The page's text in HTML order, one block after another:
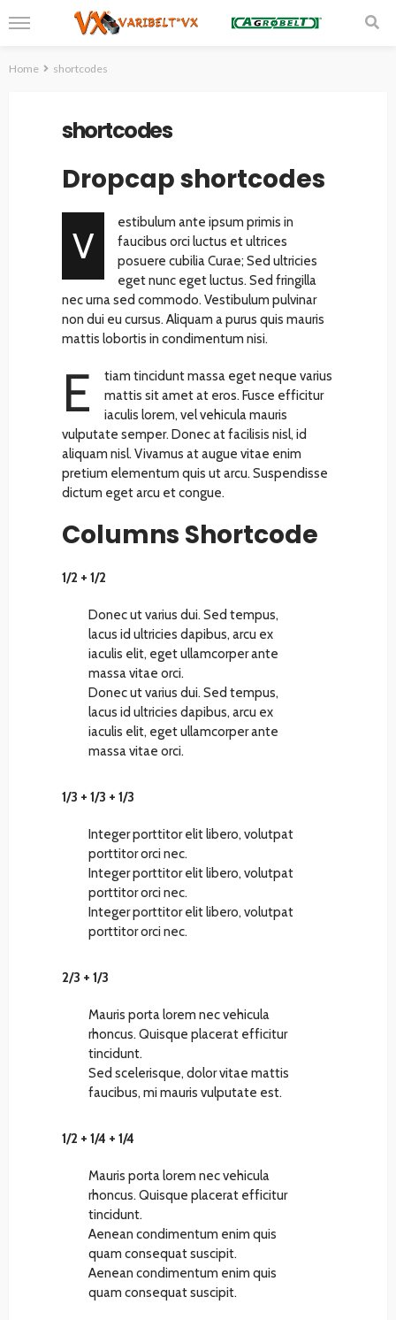
Home shortcodes
shortcodes
Dropcap shortcodes
V
estibulum ante ipsum primis in
faucibus orci luctus et ultrices
posuere cubilia Curae; Sed ultricies
eget nunc eget luctus. Sed fringilla
nec urna sed commodo. Vestibulum pulvinar
non dui eu cursus. Aliquam a purus quis mauris
mattis lobortis in condimentum nisi.
E
tiam tincidunt massa eget neque varius
mattis sit amet at eros. Fusce efficitur
iaculis lorem, vel vehicula mauris
vulputate semper. Donec at facilisis nisl, id
aliquam nisl. Vivamus at augue vitae enim
pretium elementum quis ut arcu. Suspendisse
dictum eget arcu et congue.
Columns Shortcode
1/2 + 1/2
Donec ut varius dui. Sed tempus,
lacus id ultricies dapibus, arcu ex
iaculis elit, eget ullamcorper ante
massa vitae orci.
Donec ut varius dui. Sed tempus,
lacus id ultricies dapibus, arcu ex
iaculis elit, eget ullamcorper ante
massa vitae orci.
1/3 + 1/3 + 1/3
Integer porttitor elit libero, volutpat
porttitor orci nec.
Integer porttitor elit libero, volutpat
porttitor orci nec.
Integer porttitor elit libero, volutpat
porttitor orci nec.
2/3 + 1/3
Mauris porta lorem nec vehicula
rhoncus. Quisque placerat efficitur
tincidunt.
Sed scelerisque, dolor vitae mattis
faucibus, mi mauris vulputate est.
1/2 + 1/4 + 1/4
Mauris porta lorem nec vehicula
rhoncus. Quisque placerat efficitur
tincidunt.
Aenean condimentum enim quis
quam consequat suscipit.
Aenean condimentum enim quis
quam consequat suscipit.